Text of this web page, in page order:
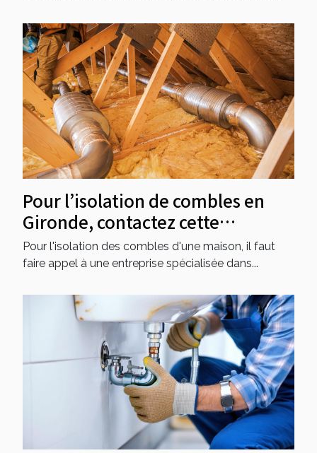
Pour l’isolation de combles en
Gironde, contactez cette
entreprise !
Pour l'isolation des combles d'une maison, il faut
faire appel à une entreprise spécialisée dans...